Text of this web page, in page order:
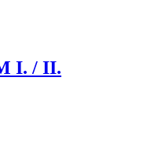
I. / II.